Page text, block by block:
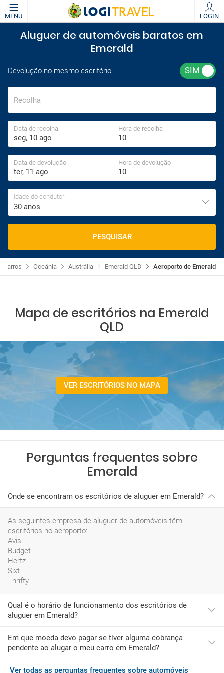
MENU LOGIN
Aluguer de automóveis baratos em
Emerald
Devolução no mesmo escritório
Recolha
Data de recolha Hora de recolha
Data de devolução Hora de devolução
Idade do condutor
30 anos
PESQUISAR
Aeroporto de Emerald
Emerald QLD
Austrália
Oceânia
Carros
Mapa de escritórios na Emerald
QLD
VER ESCRITÓRIOS NO MAPA
Perguntas frequentes sobre
Emerald
Onde se encontram os escritórios de aluguer em Emerald?
As seguintes empresa de aluguer de automóveis têm
escritórios no aeroporto:
Avis
Budget
Hertz
Sixt
Thrifty
Qual é o horário de funcionamento dos escritórios de
aluguer em Emerald?
O horário mais habitual das empresas de rent a car neste
aeroporto é:
segunda-feira: 06:30-20:00
Em que moeda devo pagar se tiver alguma cobrança
pendente ao alugar o meu carro em Emerald?
Ver todas as perguntas frequentes sobre automóveis